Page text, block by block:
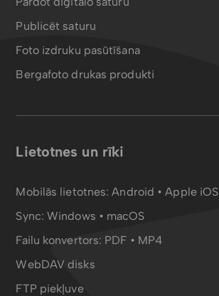
Publicēt saturu
Foto izdruku pasūtīšana
Bergafoto drukas produkti
Lietotnes un rīki
Mobilās lietotnes:Android •Apple iOS
Sync:Windows • macOS
Failu konvertors: PDF • MP4
WebDAV disks
FTP piekļuve